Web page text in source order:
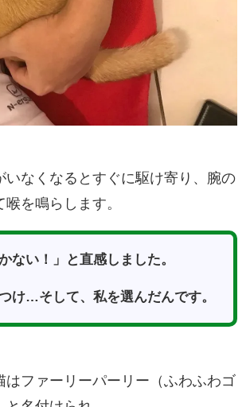
いなくなるとすぐに駆け寄り、腕の
を鳴らします。
ない！」と直感しました。
け…そして、私を選んだんです。
はファーリーパーリー（ふわふわゴ